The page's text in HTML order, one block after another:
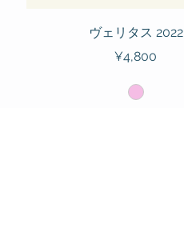
ヴェリタス 2022
Price
¥4,800